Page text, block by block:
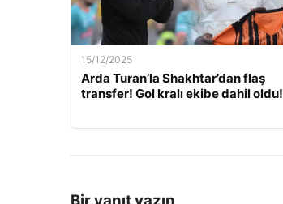
15/12/2025
Arda Turan’la Shakhtar’dan flaş
transfer! Gol kralı ekibe dahil oldu!
Bir yanıt yazın